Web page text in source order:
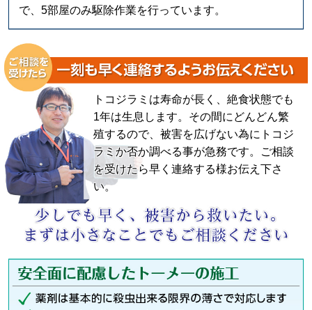
で、5部屋のみ駆除作業を行っています。
トコジラミは寿命が長く、絶食状態でも
1年は生息します。その間にどんどん繁
殖するので、被害を広げない為にトコジ
ラミか否か調べる事が急務です。ご相談
を受けたら早く連絡する様お伝え下さ
い。